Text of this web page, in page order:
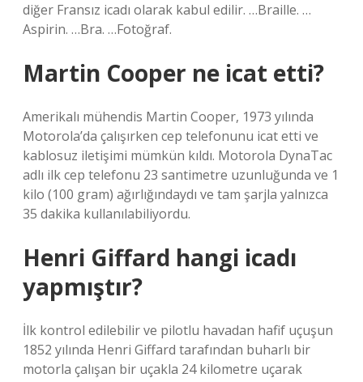
diğer Fransız icadı olarak kabul edilir. …Braille. …
Aspirin. …Bra. …Fotoğraf.
Martin Cooper ne icat etti?
Amerikalı mühendis Martin Cooper, 1973 yılında
Motorola’da çalışırken cep telefonunu icat etti ve
kablosuz iletişimi mümkün kıldı. Motorola DynaTac
adlı ilk cep telefonu 23 santimetre uzunluğunda ve 1
kilo (100 gram) ağırlığındaydı ve tam şarjla yalnızca
35 dakika kullanılabiliyordu.
Henri Giffard hangi icadı
yapmıştır?
İlk kontrol edilebilir ve pilotlu havadan hafif uçuşun
1852 yılında Henri Giffard tarafından buharlı bir
motorla çalışan bir uçakla 24 kilometre uçarak